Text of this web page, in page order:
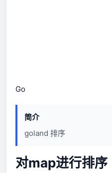
Go
简介
goland 排序
对map进行排序